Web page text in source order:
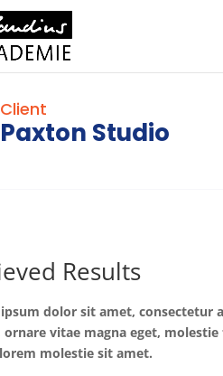
Client
Paxton Studio
Results
dolor sit amet, consectetur
ornare vitae magna eget,
molestie sit amet.